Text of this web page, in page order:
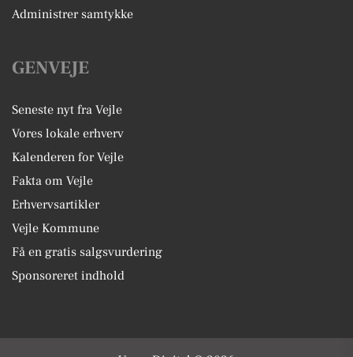
Administrer samtykke
GENVEJE
Seneste nyt fra Vejle
Vores lokale erhverv
Kalenderen for Vejle
Fakta om Vejle
Erhvervsartikler
Vejle Kommune
Få en gratis salgsvurdering
Sponsoreret indhold